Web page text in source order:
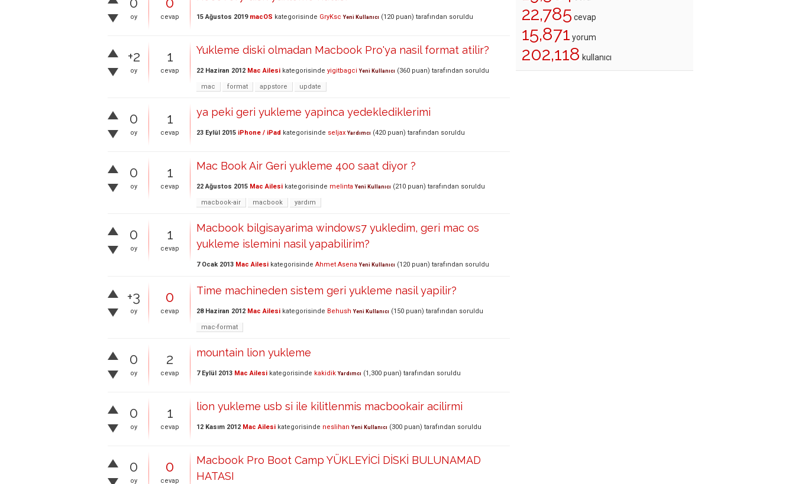
oy cevap 15 Ağustos 2019 macOS kategorisinde GryKsc Yeni Kullanıcı (120 puan) tarafından soruldu
+2
oy
1
cevap
Yukleme diski olmadan Macbook Pro'ya nasil format atilir?
22 Haziran 2012 Mac Ailesi kategorisinde yigitbagci Yeni Kullanıcı (360 puan) tarafından soruldu
mac format appstore update
0
oy
1
cevap
ya peki geri yukleme yapinca yedeklediklerimi
23 Eylül 2015 iPhone / iPad kategorisinde seljax Yardımcı (420 puan) tarafından soruldu
0
oy
1
cevap
Mac Book Air Geri yukleme 400 saat diyor ?
22 Ağustos 2015 Mac Ailesi kategorisinde melinta Yeni Kullanıcı (210 puan) tarafından soruldu
macbook-air macbook yardım
0
oy
1
cevap
Macbook bilgisayarima windows7 yukledim, geri mac os
yukleme islemini nasil yapabilirim?
7 Ocak 2013 Mac Ailesi kategorisinde Ahmet Asena Yeni Kullanıcı (120 puan) tarafından soruldu
+3
oy
0
cevap
Time machineden sistem geri yukleme nasil yapilir?
28 Haziran 2012 Mac Ailesi kategorisinde Behush Yeni Kullanıcı (150 puan) tarafından soruldu
mac-format
0
oy
2
cevap
mountain lion yukleme
7 Eylül 2013 Mac Ailesi kategorisinde kakidik Yardımcı (1,300 puan) tarafından soruldu
0
oy
1
cevap
lion yukleme usb si ile kilitlenmis macbookair acilirmi
12 Kasım 2012 Mac Ailesi kategorisinde neslihan Yeni Kullanıcı (300 puan) tarafından soruldu
0
oy
0
cevap
Macbook Pro Boot Camp YÜKLEYİCİ DİSKİ BULUNAMAD
HATASI
22,785 cevap
15,871 yorum
202,118 kullanıcı